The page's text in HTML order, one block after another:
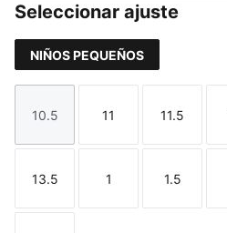
Seleccionar ajuste
NIÑOS PEQUEÑOS
Talla
10.5
Talla
11
Talla
11.5
Talla
13.5
Talla
1
Talla
1.5